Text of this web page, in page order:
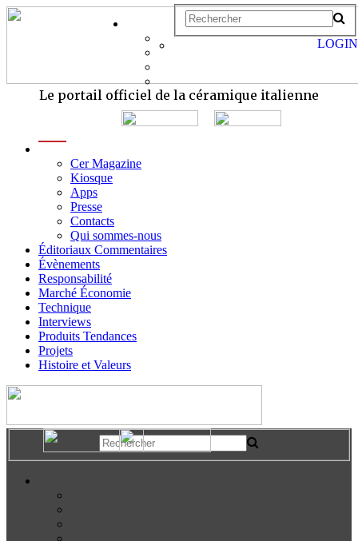
Le portail officiel de la céramique italienne
Cer Magazine
Kiosque
Apps
Presse
Contacts
Qui sommes-nous
Éditoriaux Commentaires
Évènements
Responsabilité
Marché Économie
Technique
Interviews
Produits Tendances
Projets
Histoire et Valeurs
LOGIN